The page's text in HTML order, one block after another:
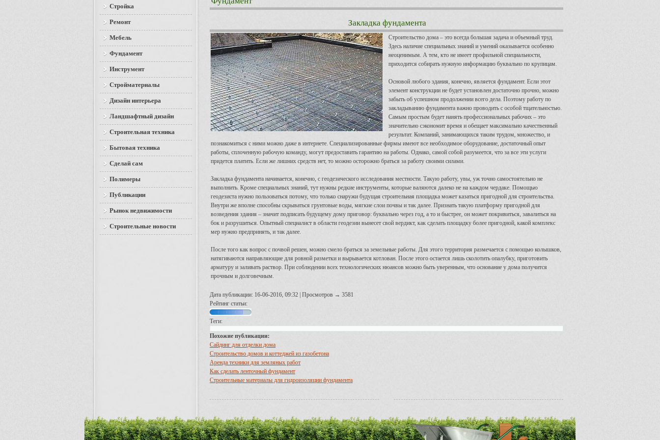
Закладка фундамента
Строительство дома – это всегда большая задача и объемный труд.
Здесь наличие специальных знаний и умений оказывается особенно
неоценимым. А тем, кто не имеет профильной специальности,
приходится собирать нужную информацию буквально по крупицам.
Основой любого здания, конечно, является фундамент. Если этот
элемент конструкции не будет установлен достаточно прочно, можно
забыть об успешном продолжении всего дела. Поэтому работу по
закладыванию фундамента важно проводить с особой тщательностью.
Самым простым будет нанять профессиональных рабочих – это
значительно сэкономит время и обещает максимально качественный
результат. Компаний, занимающихся таким трудом, множество, и
познакомиться с ними можно даже в интернете. Специализированные фирмы имеют все необходимое оборудование, достаточный опыт
работы, сплоченную рабочую команду, могут предоставить гарантию на работы. Однако, самой собой разумеется, что за все эти услуги
придется платить. Если же лишних средств нет, то можно осторожно браться за работу своими силами.
Закладка фундамента начинается, конечно, с геодезического исследования местности. Такую работу, увы, уж точно самостоятельно не
выполнить. Кроме специальных знаний, тут нужны редкие инструменты, которые валяются далеко не на каждом чердаке. Помощью
геодезиста нужно пользоваться потому, что только снаружи будущая строительная площадка может казаться пригодной для строительства.
Внутри же вполне способны скрываться грунтовые воды, мягкие слои почвы и так далее. Признать такую платформу пригодной для
возведения здания – значит подписать будущему дому приговор: буквально через год, а то и быстрее, он может покривиться, завалиться на
бок и разрушиться. Опытный специалист в области геодезии вынесет свой вердикт, как сделать площадку более пригодной, какой комплекс
мер нужно предпринять, и так далее.
После того как вопрос с почвой решен, можно смело браться за земельные работы. Для этого территория размечается с помощью колышков,
натягиваются направляющие для ровной разметки и вырывается котлован. После этого остается лишь сколотить опалубку, приготовить
арматуру и заливать раствор. При соблюдении всех технологических нюансов можно быть уверенным, что основание у дома получится
прочным и долговечным.
Дата публикации: 16-06-2016, 09:32 | Просмотров → 3581
Рейтинг статьи:
Теги:
Похожие публикации:
Сайдинг для отделки дома
Строительство домов и коттеджей из газобетона
Аренда техники для земляных работ
Как сделать ленточный фундамент
Строительные материалы для гидроизоляции фундамента
Стройка
Ремонт
Мебель
Фундамент
Инструмент
Стройматериалы
Дизайн интерьера
Ландшафтный дизайн
Строительная техника
Бытовая техника
Сделай сам
Полимеры
Публикации
Рынок недвижимости
Строительные новости